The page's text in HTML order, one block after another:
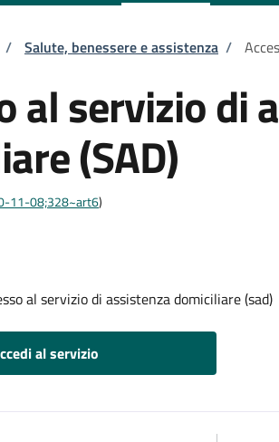
di pane
/ Salute, benessere e assistenza /
al servizio di
(SAD)
11-08;328~art6)
al servizio di assistenza domiciliare (sad)
al servizio